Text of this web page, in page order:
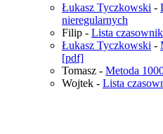
Łukasz Tyczkowski -
nieregularnych
Filip - Lista
Łukasz Tyczkowski -
[pdf]
Tomasz - Metoda
Wojtek - Lista